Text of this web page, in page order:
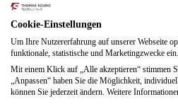
Herzlich willkommen auf unserer
oft mit vielen Herausforderungen
um zu helfen.
UnsereSchuldnerberatungfür
Hilfe benötigt, aber es ist ein
aufzeigen.
Cookie-Einstellungen
Um Ihre Nutzererfahrung auf unserer Webseite
funktionale, statistische und Marketingzwecke ein.
Mit einem Klick auf „Alle akzeptieren“ stimmen
„Anpassen“ haben Sie die Möglichkeit,
können Sie jederzeit ändern. Weitere